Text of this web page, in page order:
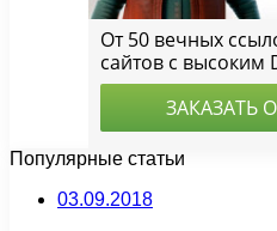
Популярные статьи
03.09.2018